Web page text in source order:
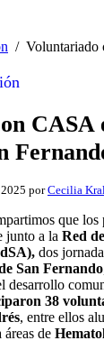
/ Voluntariado
CASA
porCecilia
que los
junto a la Red
dos
San Fernando
desarrollo
38
, entre ellos
de